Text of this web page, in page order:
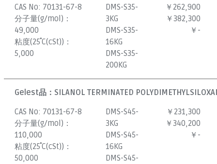
CAS No: 70131-67-8
分子量(g/mol)：
49,000
粘度(25˚C(cSt))：
5,000
DMS-S35-
3KG
DMS-S35-
16KG
DMS-S35-
200KG
￥262,900
￥382,300
￥-
Gelest品： SILANOL TERMINATED
CAS No: 70131-67-8
分子量(g/mol)：
110,000
粘度(25˚C(cSt))：
50,000
DMS-S45-
3KG
DMS-S45-
16KG
DMS-S45-
￥231,300
￥340,200
￥-